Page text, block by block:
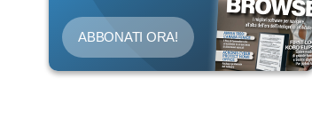
ABBONATI ORA!